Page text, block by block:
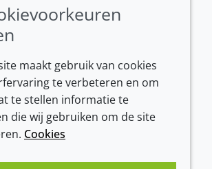
Conditions of sale
1601 BL Enkhuizen
maakt gebruik van cookies
te verbeteren en om
te stellen informatie te
die wij gebruiken om de site
Cookies